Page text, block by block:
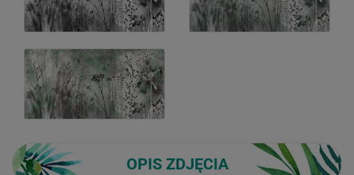
OPIS ZDJĘCIA